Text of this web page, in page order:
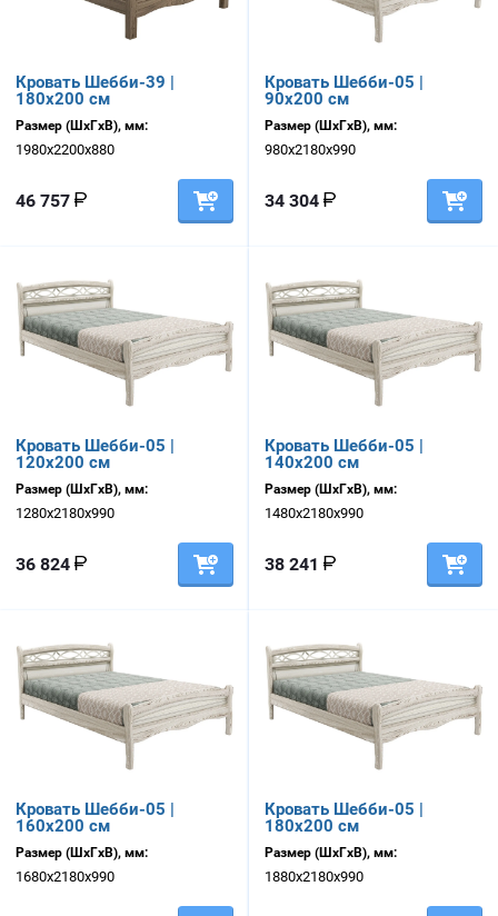
Кровать Шебби-39 |
180х200 см
Размер (ШхГхВ), мм:
1980х2200х880
46 757
Кровать Шебби-05 |
90х200 см
Размер (ШхГхВ), мм:
980х2180х990
34 304
Кровать Шебби-05 |
120х200 см
Размер (ШхГхВ), мм:
1280х2180х990
36 824
Кровать Шебби-05 |
140х200 см
Размер (ШхГхВ), мм:
1480х2180х990
38 241
Кровать Шебби-05 |
160х200 см
Размер (ШхГхВ), мм:
1680х2180х990
Кровать Шебби-05 |
180х200 см
Размер (ШхГхВ), мм:
1880х2180х990